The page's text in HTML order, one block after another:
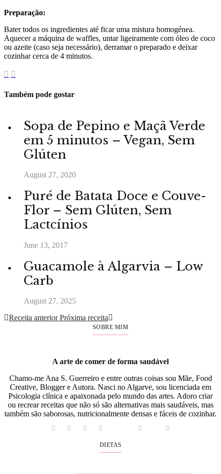
Preparação:
Bater todos os ingredientes até ficar uma mistura homogénea.
Aquecer a máquina de waffles, untar ligeiramente com óleo de coco
ou azeite (caso seja necessário), derramar o preparado e deixar
cozinhar cerca de 4 minutos.
Também pode gostar
Sopa de Pepino e Maçã Verde
em 5 minutos – Vegan, Sem
Glúten
August 27, 2020
Puré de Batata Doce e Couve-
Flor – Sem Glúten, Sem
Lactcínios
June 13, 2017
Guacamole à Algarvia – Low
Carb
August 27, 2025
Receita anterior Próxima receita
SOBRE MIM
A arte de comer de forma saudável
Chamo-me Ana S. Guerreiro e entre outras coisas sou Mãe, Food
Creative, Blogger e Autora. Nasci no Algarve, sou licenciada em
Psicologia clínica e apaixonada pelo mundo das artes. Adoro criar
ou recrear receitas que não só são alternativas mais saudáveis, mas
também são saborosas, nutricionalmente densas e fáceis de cozinhar.
DIETAS